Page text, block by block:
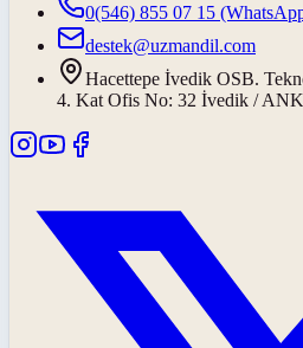
0(546) 855 07 15
destek@uzmandil.com
Hacettepe İvedik OSB.
4. Kat Ofis No: 32 İvedik /